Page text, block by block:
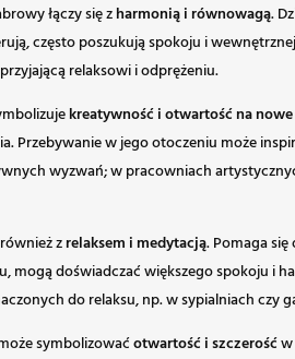
łączy się zharmonią i równowagą.
często poszukują spokoju i
relaksowi i odprężeniu.
kreatywność i otwartość na
Przebywanie w jego otoczeniu może
wyzwań; w pracowniach
zrelaksem i medytacją. Pomaga
mogą doświadczać większego spokoju i
do relaksu, np. w sypialniach czy
symbolizowaćotwartość i szczerość